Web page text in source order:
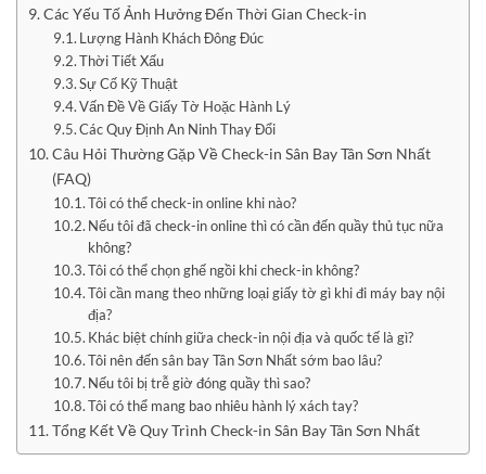
Các Yếu Tố Ảnh Hưởng Đến Thời Gian Check-in
Lượng Hành Khách Đông Đúc
Thời Tiết Xấu
Sự Cố Kỹ Thuật
Vấn Đề Về Giấy Tờ Hoặc Hành Lý
Các Quy Định An Ninh Thay Đổi
Câu Hỏi Thường Gặp Về Check-in Sân Bay Tân Sơn Nhất
(FAQ)
Tôi có thể check-in online khi nào?
Nếu tôi đã check-in online thì có cần đến quầy thủ tục nữa
không?
Tôi có thể chọn ghế ngồi khi check-in không?
Tôi cần mang theo những loại giấy tờ gì khi đi máy bay nội
địa?
Khác biệt chính giữa check-in nội địa và quốc tế là gì?
Tôi nên đến sân bay Tân Sơn Nhất sớm bao lâu?
Nếu tôi bị trễ giờ đóng quầy thì sao?
Tôi có thể mang bao nhiêu hành lý xách tay?
Tổng Kết Về Quy Trình Check-in Sân Bay Tân Sơn Nhất